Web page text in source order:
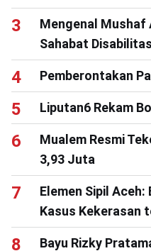
Mengenal Mushaf
Sahabat Disabilitas
Pemberontakan
Liputan6 Rekam
Mualem Resmi
3,93 Juta
Elemen Sipil
Kasus Kekerasan
Bayu Rizky